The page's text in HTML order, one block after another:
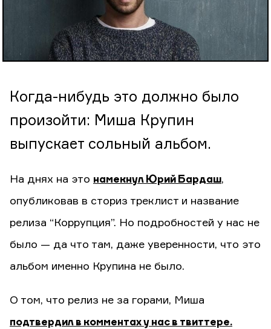
Когда-нибудь это должно было
произойти: Миша Крупин
выпускает сольный альбом.
На днях на это намекнул Юрий Бардаш,
опубликовав в сториз треклист и название
релиза “Коррупция”. Но подробностей у нас не
было — да что там, даже уверенности, что это
альбом именно Крупина не было.
О том, что релиз не за горами, Миша
подтвердил в комментах у нас в твиттере.